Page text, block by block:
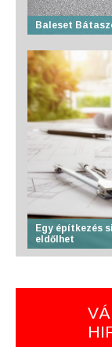
Baleset
Egy építkezés
eldőlhet